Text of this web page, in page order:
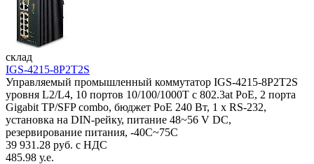
склад
IGS-4215-8P2T2S
Управляемый промышленный коммутатор IGS-4215-8P2T2S
уровня L2/L4, 10 портов 10/100/1000T с 802.3at PoE, 2 порта
Gigabit TP/SFP combo, бюджет PoE 240 Вт, 1 x RS-232,
установка на DIN-рейку, питание 48~56 V DC,
резервирование питания, -40С~75C
39 931.28 руб. с НДС
485.98 у.е.